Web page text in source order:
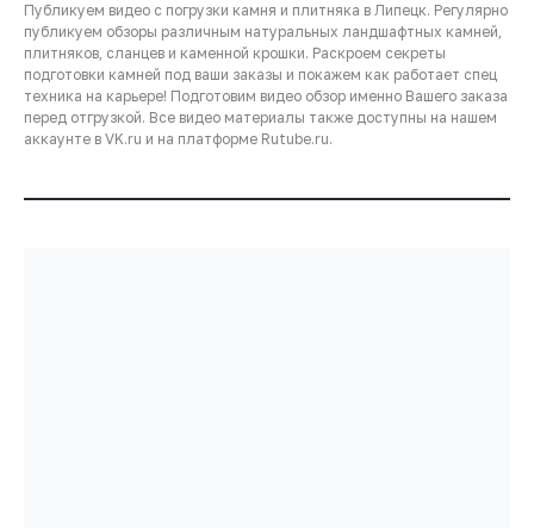
Публикуем видео с погрузки камня и плитняка в Липецк. Регулярно
публикуем обзоры различным натуральных ландшафтных камней,
плитняков, сланцев и каменной крошки. Раскроем секреты
подготовки камней под ваши заказы и покажем как работает спец
техника на карьере! Подготовим видео обзор именно Вашего заказа
перед отгрузкой. Все видео материалы также доступны на нашем
аккаунте в VK.ru и на платформе Rutube.ru.